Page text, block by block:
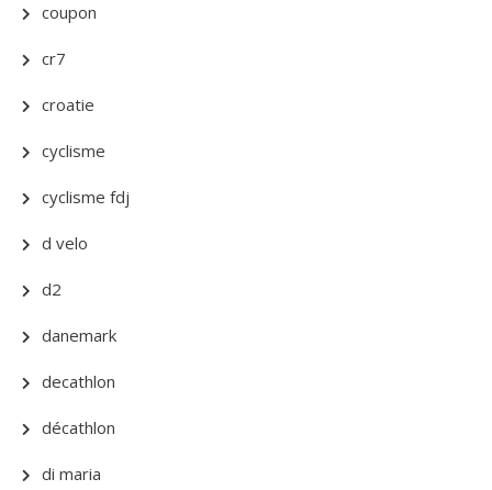
coupon
cr7
croatie
cyclisme
cyclisme fdj
d velo
d2
danemark
decathlon
décathlon
di maria